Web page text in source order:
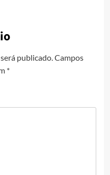
publicado.Campos
*